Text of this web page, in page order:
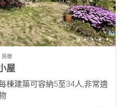
民宿
屋
棟建築可容納5至34人,非常適